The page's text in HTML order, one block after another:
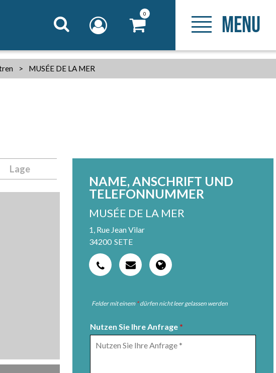
0 MENU
> MUSÉE DE LA MER
Lage
NAME, ANSCHRIFT UND
TELEFONNUMMER
MUSÉE DE LA MER
1, Rue Jean Vilar
34200 SETE
Felder mit einem *dürfen nicht leer gelassen werden
Nutzen Sie Ihre Anfrage *